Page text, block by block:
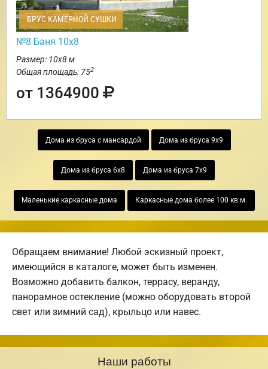
БРУС КАМЕРНОЙ СУШКИ
№8 Баня 10х8
Размер: 10х8 м
Общая площадь: 752
от 1364900
Дома из бруса с мансардой Дома из бруса 9х9
Дома из бруса 6х8 Дома из бруса 7х9
Маленькие каркасные дома Каркасные дома более 100 кв.м.
Обращаем внимание! Любой эскизный проект,
имеющийся в каталоге, может быть изменен.
Возможно добавить балкон, террасу, веранду,
панорамное остекление (можно оборудовать второй
свет или зимний сад), крыльцо или навес.
Наши работы